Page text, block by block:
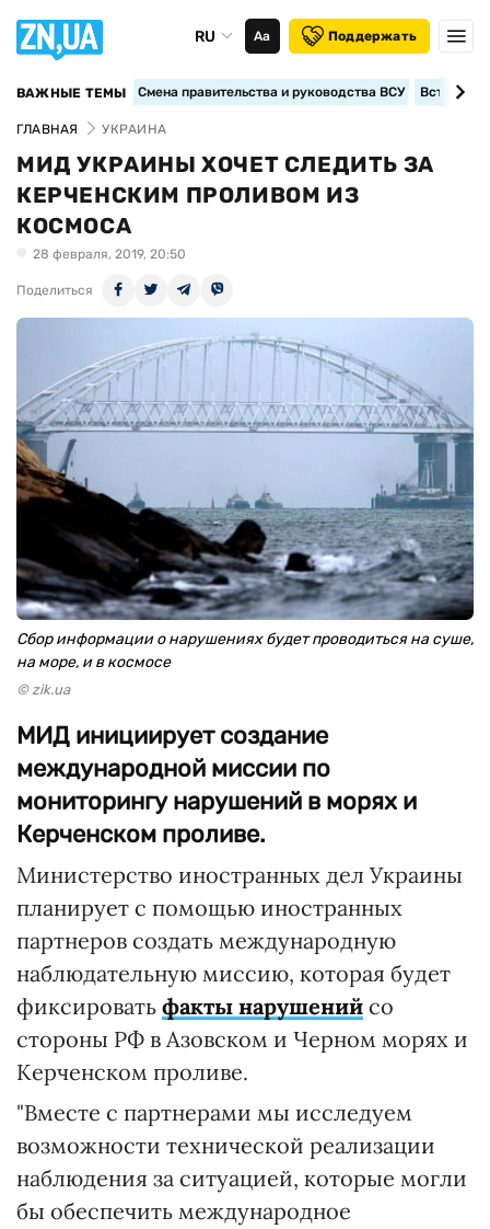
RU Аа Поддержать
ВАЖНЫЕ ТЕМЫ Смена правительства и руководства ВСУ
ГЛАВНАЯ УКРАИНА
МИД УКРАИНЫ ХОЧЕТ СЛЕДИТЬ ЗА
КЕРЧЕНСКИМ ПРОЛИВОМ ИЗ
КОСМОСА
28 февраля, 2019, 20:50
Поделиться
Сбор информации о нарушениях будет проводиться на суше,
на море, и в космосе
© zik.ua
МИД инициирует создание
международной миссии по
мониторингу нарушений в морях и
Керченском проливе.
Министерство иностранных дел Украины
планирует с помощью иностранных
партнеров создать международную
наблюдательную миссию, которая будет
фиксировать факты нарушений со
стороны РФ в Азовском и Черном морях и
Керченском проливе.
"Вместе с партнерами мы исследуем
возможности технической реализации
наблюдения за ситуацией, которые могли
бы обеспечить международное